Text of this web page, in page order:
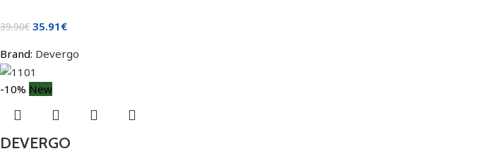
39.90€ 35.91 €
Brand: Devergo
-10% New
DEVERGO